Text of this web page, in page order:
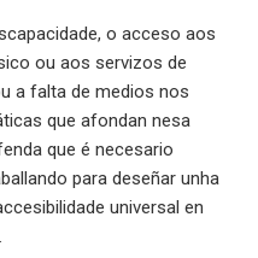
o acceso aos
ou aos servizos de
a falta de medios nos
que afondan nesa
que é necesario
para deseñar unha
universal en